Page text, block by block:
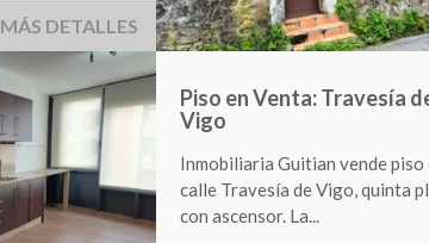
MÁS DETALLES
Venta terreno zona
Chandebrito
Estupendo terreno en la zona
Chandebrito, con una
850 m2. Consta de...